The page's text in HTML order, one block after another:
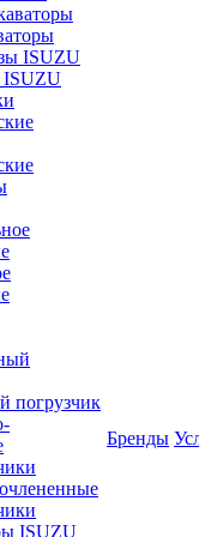
ISUZU
погрузчик
Бренды